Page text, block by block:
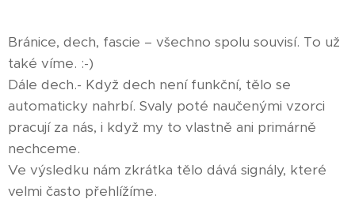
Bránice, dech, fascie – všechno spolu souvisí. To už
také víme. :-)
Dále dech.- Když dech není funkční, tělo se
automaticky nahrbí. Svaly poté naučenými vzorci
pracují za nás, i když my to vlastně ani primárně
nechceme.
Ve výsledku nám zkrátka tělo dává signály, které
velmi často přehlížíme.